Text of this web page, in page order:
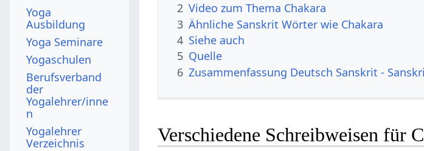
2 Video zum Thema Chakara
3 Ähnliche Sanskrit Wörter wie Chakara
4 Siehe auch
5 Quelle
6 Zusammenfassung Deutsch Sanskrit -
Verschiedene Schreibweisen für
Yoga
Ausbildung
Yoga Seminare
Yogaschulen
Berufsverband
der
Yogalehrer/inne
n
Yogalehrer
Verzeichnis